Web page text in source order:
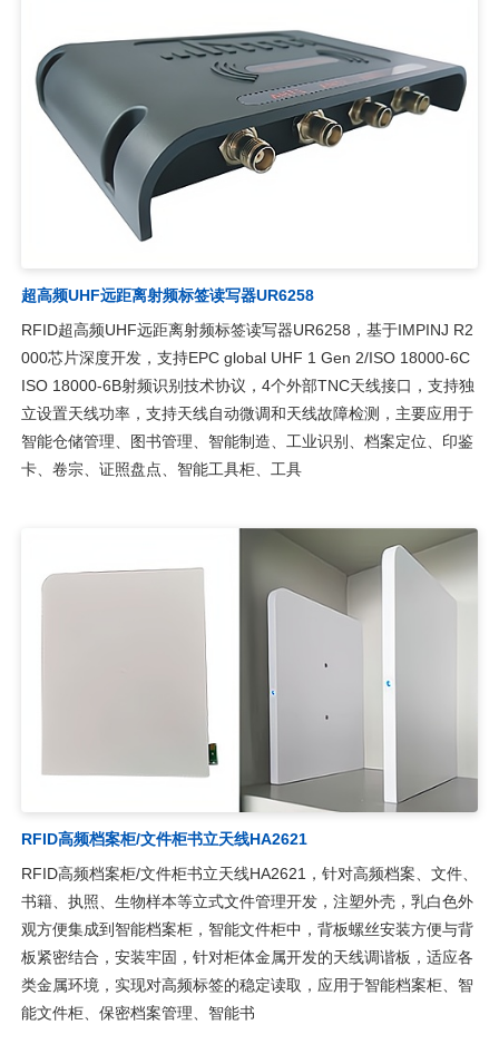
超高频UHF远距离射频标签读写器UR6258
RFID超高频UHF远距离射频标签读写器UR6258，基于IMPINJ R2
000芯片深度开发，支持EPC global UHF 1 Gen 2/ISO 18000-6C
ISO 18000-6B射频识别技术协议，4个外部TNC天线接口，支持独
立设置天线功率，支持天线自动微调和天线故障检测，主要应用于
智能仓储管理、图书管理、智能制造、工业识别、档案定位、印鉴
卡、卷宗、证照盘点、智能工具柜、工具
RFID高频档案柜/文件柜书立天线HA2621
RFID高频档案柜/文件柜书立天线HA2621，针对高频档案、文件、
书籍、执照、生物样本等立式文件管理开发，注塑外壳，乳白色外
观方便集成到智能档案柜，智能文件柜中，背板螺丝安装方便与背
板紧密结合，安装牢固，针对柜体金属开发的天线调谐板，适应各
类金属环境，实现对高频标签的稳定读取，应用于智能档案柜、智
能文件柜、保密档案管理、智能书